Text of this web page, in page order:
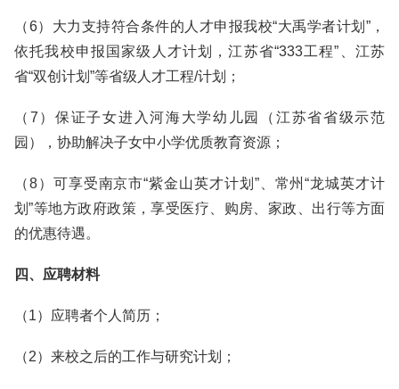
（6）大力支持符合条件的人才申报我校“大禹学者计划”，
依托我校申报国家级人才计划，江苏省“333工程”、江苏
省“双创计划”等省级人才工程/计划；
（7）保证子女进入河海大学幼儿园（江苏省省级示范
园），协助解决子女中小学优质教育资源；
（8）可享受南京市“紫金山英才计划”、常州“龙城英才计
划”等地方政府政策，享受医疗、购房、家政、出行等方面
的优惠待遇。
四、应聘材料
（1）应聘者个人简历；
（2）来校之后的工作与研究计划；